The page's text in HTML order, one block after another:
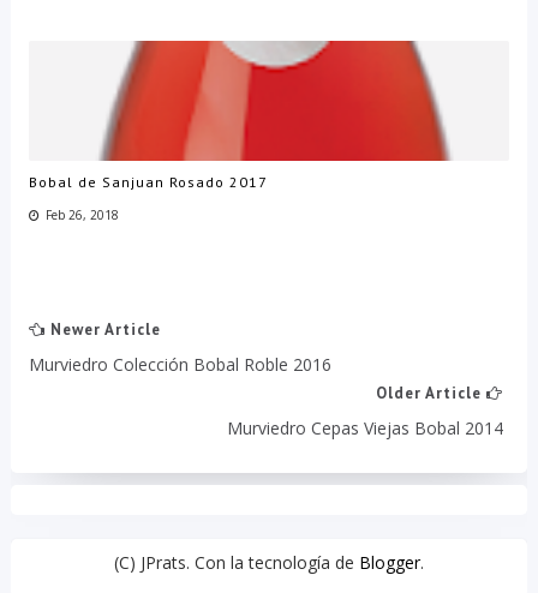
Bobal de Sanjuan Rosado 2017
Feb 26, 2018
Newer Article
Murviedro Colección Bobal Roble 2016
Older Article
Murviedro Cepas Viejas Bobal 2014
(C) JPrats. Con la tecnología de Blogger.